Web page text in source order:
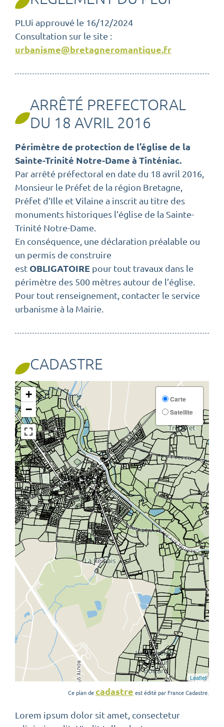
PLUi approuvé le 16/12/2024
Consultation sur le site :
urbanisme@bretagneromantique.fr
ARRÊTÉ PREFECTORAL
DU 18 AVRIL 2016
Périmètre de protection de l’église de la
Sainte-Trinité Notre-Dame à Tinténiac.
Par arrêté préfectoral en date du 18 avril 2016,
Monsieur le Préfet de la région Bretagne,
Préfet d’Ille et Vilaine a inscrit au titre des
monuments historiques l’église de la Sainte-
Trinité Notre-Dame.
En conséquence, une déclaration préalable ou
un permis de construire
est OBLIGATOIRE pour tout travaux dans le
périmètre des 500 mètres autour de l’église.
Pour tout renseignement, contacter le service
urbanisme à la Mairie.
CADASTRE
Ce plan decadastre est édité par France Cadastre.
Lorem ipsum dolor sit amet, consectetur